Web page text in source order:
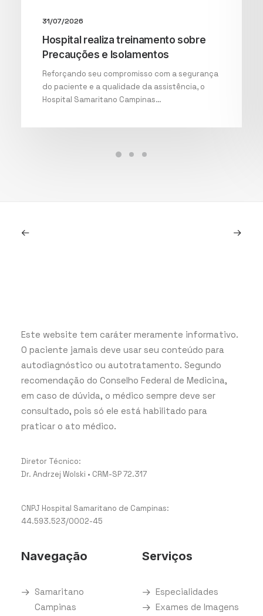
31/07/2026
Hospital realiza treinamento sobre
Precauções e Isolamentos
Reforçando seu compromisso com a segurança
do paciente e a qualidade da assistência, o
Hospital Samaritano Campinas…
Este website tem caráter meramente informativo.
O paciente jamais deve usar seu conteúdo para
autodiagnóstico ou autotratamento. Segundo
recomendação do Conselho Federal de Medicina,
em caso de dúvida, o médico sempre deve ser
consultado, pois só ele está habilitado para
praticar o ato médico.
Diretor Técnico:
Dr. Andrzej Wolski • CRM-SP 72.317
CNPJ Hospital Samaritano de Campinas:
44.593.523/0002-45
Navegação
Samaritano
Campinas
Serviços
Especialidades
Exames de Imagens